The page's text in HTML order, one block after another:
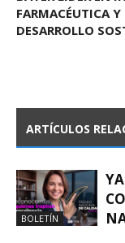
FARMACÉUTICA Y
DESARROLLO
ARTÍCULOS
BOLETÍN